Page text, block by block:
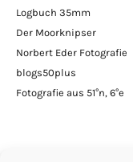
Logbuch 35mm
Der Moorknipser
Norbert Eder Fotografie
blogs50plus
Fotografie aus 51°n, 6°e